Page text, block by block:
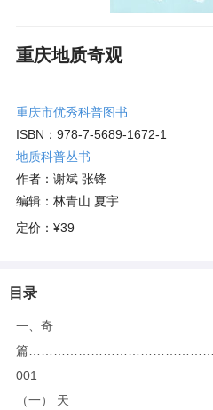
重庆地质奇观
重庆市优秀科普图书
ISBN：978-7-5689-1672-1
地质科普丛书
作者：谢斌 张锋
编辑：林青山 夏宇
定价： ¥39
目录
一、奇
篇
001
（一） 天